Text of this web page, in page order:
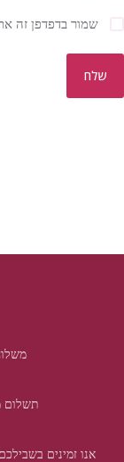
שמור בדפדפן זה
שלח
משלוח
תשלום
אנו זמינים